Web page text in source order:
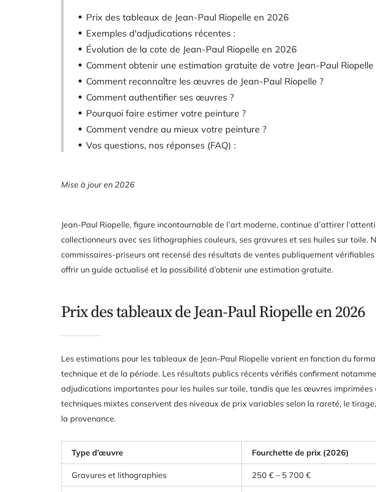
Prix des tableaux de Jean-Paul Riopelle en 2026
Exemples d'adjudications récentes :
Évolution de la cote de Jean-Paul Riopelle en 2026
Comment obtenir une estimation gratuite de votre Jean-Paul Riopelle
Comment reconnaître les œuvres de Jean-Paul Riopelle ?
Comment authentifier ses œuvres ?
Pourquoi faire estimer votre peinture ?
Comment vendre au mieux votre peinture ?
Vos questions, nos réponses (FAQ) :
Mise à jour en 2026
Jean-Paul Riopelle, figure incontournable de l’art moderne, continue d’attirer
collectionneurs avec ses lithographies couleurs, ses gravures et ses huiles sur toile.
commissaires-priseurs ont recensé des résultats de ventes publiquement
offrir un guide actualisé et la possibilité d’obtenir une estimation gratuite.
Prix des tableaux de Jean-Paul Riopelle en 2026
Les estimations pour les tableaux de Jean-Paul Riopelle varient en fonction du
technique et de la période. Les résultats publics récents vérifiés confirment
adjudications importantes pour les huiles sur toile, tandis que les œuvres imprimées
techniques mixtes conservent des niveaux de prix variables selon la rareté, le
la provenance.
Type d’œuvre Fourchette de prix (2026)
Gravures et lithographies 250 € – 5 700 €